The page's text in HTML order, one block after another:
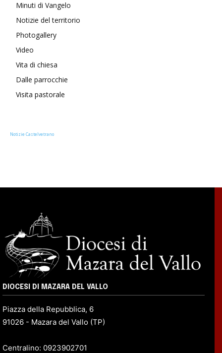
Minuti di Vangelo
Notizie del territorio
Photogallery
Video
Vita di chiesa
Dalle parrocchie
Visita pastorale
Notizie Castelvetrano
DIOCESI DI MAZARA DEL VALLO
Piazza della Repubblica, 6
91026 - Mazara del Vallo (TP)
Centralino: 0923902701